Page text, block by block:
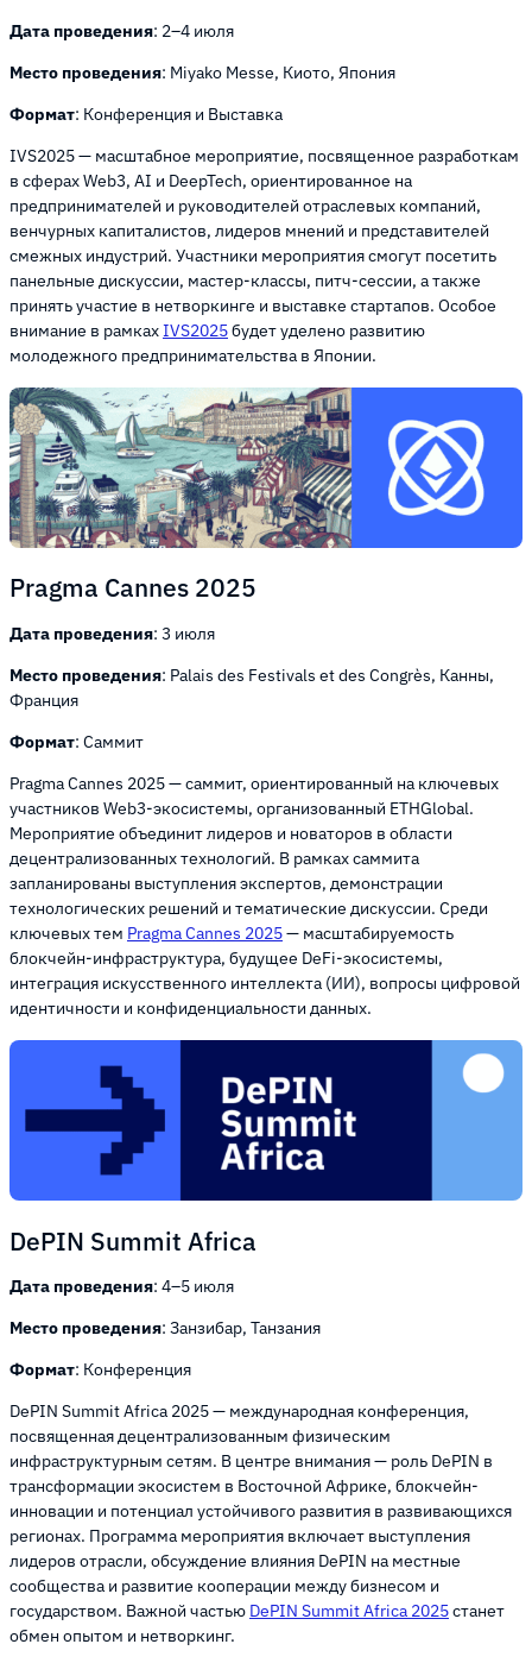
Дата проведения: 2–4 июля
Место проведения: Miyako Messe, Киото, Япония
Формат: Конференция и Выставка
IVS2025 — масштабное мероприятие, посвященное разработкам
в сферах Web3, AI и DeepTech, ориентированное на
предпринимателей и руководителей отраслевых компаний,
венчурных капиталистов, лидеров мнений и представителей
смежных индустрий. Участники мероприятия смогут посетить
панельные дискуссии, мастер-классы, питч-сессии, а также
принять участие в нетворкинге и выставке стартапов. Особое
внимание в рамкахIVS2025будет уделено развитию
молодежного предпринимательства в Японии.
Pragma Cannes 2025
Дата проведения: 3 июля
Место проведения: Palais des Festivals et des Congrès, Канны,
Франция
Формат: Саммит
Pragma Cannes 2025 — саммит, ориентированный на ключевых
участников Web3-экосистемы, организованный ETHGlobal.
Мероприятие объединит лидеров и новаторов в области
децентрализованных технологий. В рамках саммита
запланированы выступления экспертов, демонстрации
технологических решений и тематические дискуссии. Среди
ключевых тем Pragma Cannes 2025— масштабируемость
блокчейн-инфраструктура, будущее DeFi-экосистемы,
интеграция искусственного интеллекта (ИИ), вопросы цифровой
идентичности и конфиденциальности данных.
DePIN Summit Africa
Дата проведения: 4–5 июля
Место проведения: Занзибар, Танзания
Формат: Конференция
DePIN Summit Africa 2025 — международная конференция,
посвященная децентрализованным физическим
инфраструктурным сетям. В центре внимания — роль DePIN в
трансформации экосистем в Восточной Африке, блокчейн-
инновации и потенциал устойчивого развития в развивающихся
регионах. Программа мероприятия включает выступления
лидеров отрасли, обсуждение влияния DePIN на местные
сообщества и развитие кооперации между бизнесом и
государством. Важной частью DePIN Summit Africa 2025станет
обмен опытом и нетворкинг.